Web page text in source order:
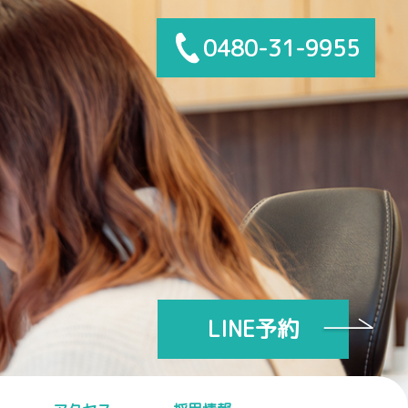
0480-31-9955
LINE予約